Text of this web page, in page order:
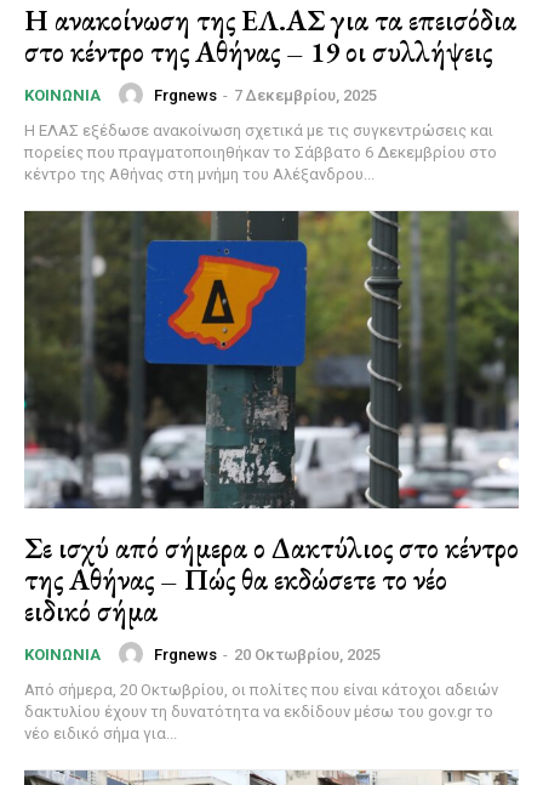
Η ανακοίνωση της ΕΛ.ΑΣ για τα επεισόδια
στο κέντρο της Αθήνας – 19 οι συλλήψεις
ΚΟΙΝΩΝΊΑ Frgnews - 7 Δεκεμβρίου, 2025
Η ΕΛΑΣ εξέδωσε ανακοίνωση σχετικά με τις συγκεντρώσεις και
πορείες που πραγματοποιηθήκαν το Σάββατο 6 Δεκεμβρίου στο
κέντρο της Αθήνας στη μνήμη του Αλέξανδρου...
Σε ισχύ από σήμερα ο Δακτύλιος στο κέντρο
της Αθήνας – Πώς θα εκδώσετε το νέο
ειδικό σήμα
ΚΟΙΝΩΝΊΑ Frgnews - 20 Οκτωβρίου, 2025
Από σήμερα, 20 Οκτωβρίου, οι πολίτες που είναι κάτοχοι αδειών
δακτυλίου έχουν τη δυνατότητα να εκδίδουν μέσω του gov.gr το
νέο ειδικό σήμα για...